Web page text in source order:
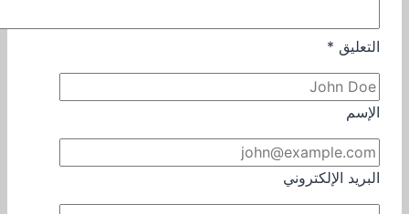
التعليق *
الإسم
البريد الإلكتروني